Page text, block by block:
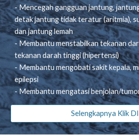
- Mencegah gangguan jantung,
detak jantung tidak teratur (aritmia),
dan jantung lemah
- Membantu menstabilkan tekanan
tekanan darah tinggi (hipertensi)
- Membantu mengobati sakit kepala,
epilepsi
- Membantu mengatasi benjolan/
Selengkapnya Klik